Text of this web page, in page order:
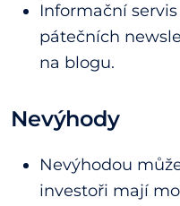
Informační
pátečních
na blogu.
Nevýhody
Nevýhodou
investoři mají